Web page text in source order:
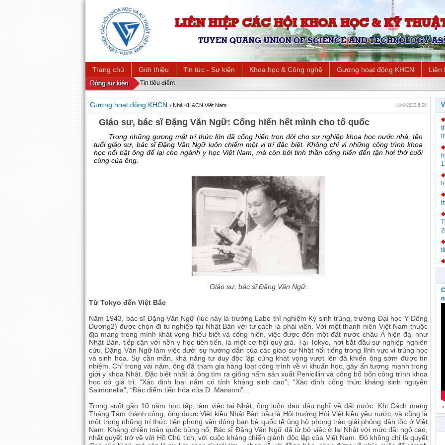
Trang chủ Giới thiệu Tin tức - Sự kiện Khoa học & Công nghệ Gương hoạt động KHCN Liên
Tin tiêu điểm
Gương hoạt động KHCN › Nhà KH&CN Việt Nam 18/6/2025 8:59
Giáo sư, bác sĩ Đặng Văn Ngữ: Cống hiến hết mình cho tổ quốc
Trong những gương mặt trí thức lớn đã cống hiến trọn đời cho sự nghiệp khoa học nước nhà, tên
tuổi giáo sư, bác sĩ Đặng Văn Ngữ luôn chiếm một vị trí đặc biệt. Không chỉ vì những công trình khoa
học nổi bật ông để lại cho ngành y học Việt Nam, mà còn bởi tinh thần cống hiến đến tận hơi thở cuối
cùng của ông.
Giáo sư, bác sĩ Đặng Văn Ngữ.
Từ Tokyo đến Việt Bắc
Năm 1943, bác sĩ Đặng Văn Ngữ (lúc này là trưởng Labo thí nghiệm Ký sinh trùng, trường Đại học Y Đông
Dương2) được chọn đi tu nghiệp tại Nhật Bản với tư cách là phái viên. Với một thanh niên Việt Nam thuộc
địa mang trong mình khát vọng hiểu biết và cống hiến, việc được đến một đất nước châu Á hiện đại như
Nhật Bản, tiếp cận với nền y học tiên tiến, là một cơ hội quý giá. Tại Tokyo, nơi bắt đầu sự nghiệp nghiên
cứu, Đặng Văn Ngữ làm việc dưới sự hướng dẫn của các giáo sư Nhật nổi tiếng trong lĩnh vực vi trùng học
và sinh hóa. Sự cần mẫn, khả năng tư duy độc lập cùng khát vọng vượt lên đã khiến ông sớm được tín
nhiệm. Chỉ trong vài năm, ông đã tham gia hàng loạt công trình về vi khuẩn học, gây ấn tượng mạnh trong
giới y khoa Nhật. Đặc biệt nhất là ông tìm ra giống nấm sản xuất Penicillin và công bố bốn công trình khoa
học có giá trị: “Xác định loại nấm có tính kháng sinh cao”; “Xác định công thức kháng sinh nguyên
Salmonella”; “Đặc điểm tiến hóa của D. Mansoni”...
Trong suốt gần 10 năm học tập, làm việc tại Nhật, ông luôn đau đáu nghĩ về đất nước. Khi Cách mạng
Tháng Tám thành công, ông được Việt kiều Nhật Bản bầu là Hội trưởng Hội Việt kiều yêu nước, và cũng là
một trong những trí thức tiên phong vận động bạn bè quốc tế ủng hộ phong trào giải phóng dân tộc ở Việt
Nam. Kháng chiến toàn quốc bùng nổ, Bác sĩ Đặng Văn Ngữ đã từ bỏ việc ở lại Nhật với mức đãi ngộ cao,
nhất quyết trở về với Hồ Chủ tịch, với cuộc kháng chiến giành độc lập của Việt Nam. Đó không chỉ là quyết
◆
◆
◆
◆